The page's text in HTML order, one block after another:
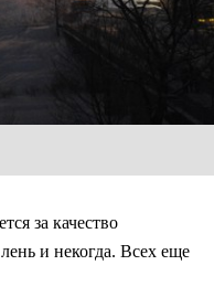
за качество
и некогда. Всех еще